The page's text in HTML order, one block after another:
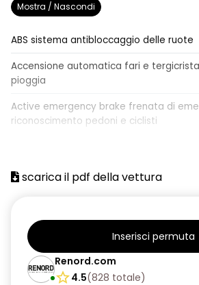
Mostra / Nascondi
ABS sistema antibloccaggio delle ruote
Accensione automatica fari e
pioggia
Active emergency brake frenata di
riconoscimento pedoni e ciclisti
Airbag laterali a tendina anteriori e
Alzacristalli elettrici posteriori
Bracciolo anteriore con vano
Cerchi da 16”
scarica il pdf della vettura
Inserisci permuta
Renord.com
4.5(828 totale)